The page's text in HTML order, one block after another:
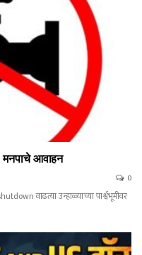
मनपाचे आवाहन
0
वाढत्या उन्हाळ्याच्या पार्श्वभूमीवर